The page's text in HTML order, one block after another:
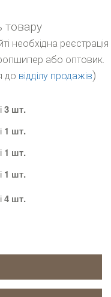
товару
необхідна реєстрація
або оптовик.
до відділу продажів)
3 шт.
1 шт.
1 шт.
1 шт.
4 шт.